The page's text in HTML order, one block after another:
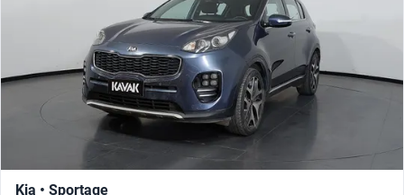
Kia • Sportage